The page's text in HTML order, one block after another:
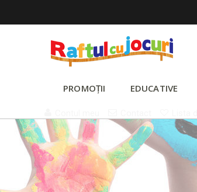
PROMOȚII EDUCATIVE